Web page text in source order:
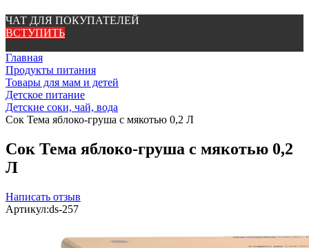
ЧАТ ДЛЯ ПОКУПАТЕЛЕЙ
ВСТУПИТЬ
Главная
Продукты питания
Товары для мам и детей
Детское питание
Детские соки, чай, вода
Сок Тема яблоко-груша с мякотью 0,2 Л
Сок Тема яблоко-груша с мякотью 0,2
Л
Написать отзыв
Артикул:ds-257